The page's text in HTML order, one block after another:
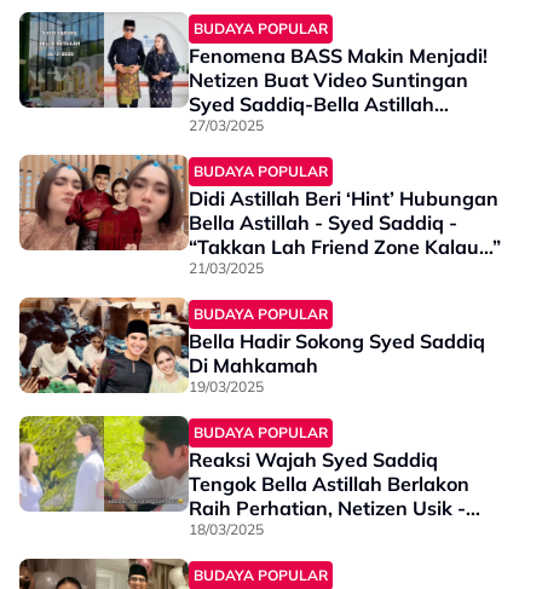
BUDAYA POPULAR
Fenomena BASS Makin Menjadi!
Netizen Buat Video Suntingan
Syed Saddiq-Bella Astillah
‘Berkahwin’ Pula - “Tumpang
Berangan Kejap”
27/03/2025
BUDAYA POPULAR
Didi Astillah Beri ‘Hint’ Hubungan
Bella Astillah - Syed Saddiq -
“Takkan Lah Friend Zone Kalau…”
21/03/2025
BUDAYA POPULAR
Bella Hadir Sokong Syed Saddiq
Di Mahkamah
19/03/2025
BUDAYA POPULAR
Reaksi Wajah Syed Saddiq
Tengok Bella Astillah Berlakon
Raih Perhatian, Netizen Usik -
“Chill Abang Berlakon Sahaja”
18/03/2025
BUDAYA POPULAR